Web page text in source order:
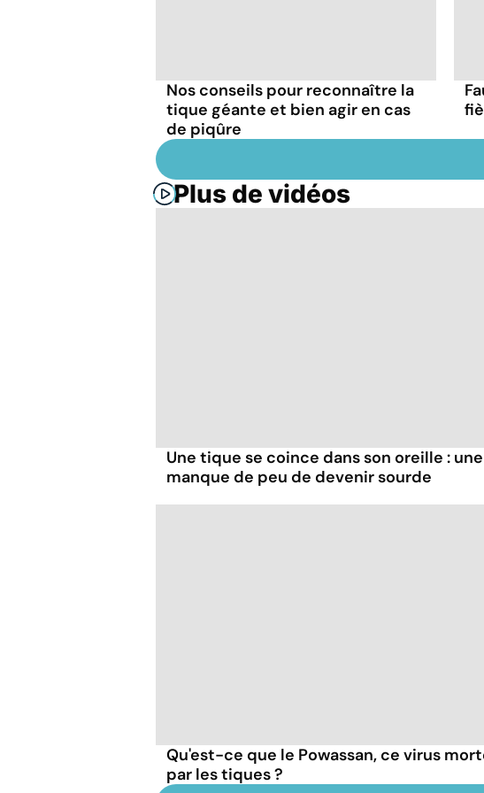
Nos conseils pour reconnaître la
tique géante et bien agir en cas
de piqûre
Plus de vidéos
Une tique se coince dans son oreille :
manque de peu de devenir sourde
Qu'est-ce que le Powassan, ce virus
par les tiques ?